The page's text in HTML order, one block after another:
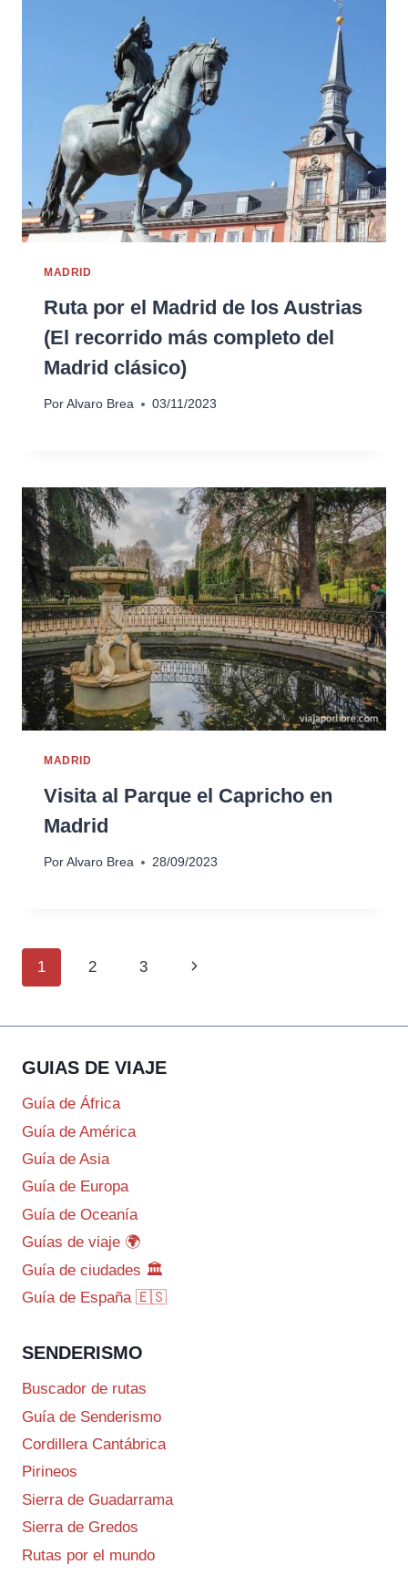
MADRID
Ruta por el Madrid de los Austrias
(El recorrido más completo del
Madrid clásico)
Por Alvaro Brea 03/11/2023
MADRID
Visita al Parque el Capricho en
Madrid
Por Alvaro Brea 28/09/2023
Navegación
1 2 3
Siguiente
GUIAS DE VIAJE
Guía de África
Guía de América
Guía de Asia
Guía de Europa
Guía de Oceanía
Guías de viaje 🌍
Guía de ciudades 🏛️
Guía de España 🇪🇸
SENDERISMO
Buscador de rutas
Guía de Senderismo
Cordillera Cantábrica
Pirineos
Sierra de Guadarrama
Sierra de Gredos
Rutas por el mundo